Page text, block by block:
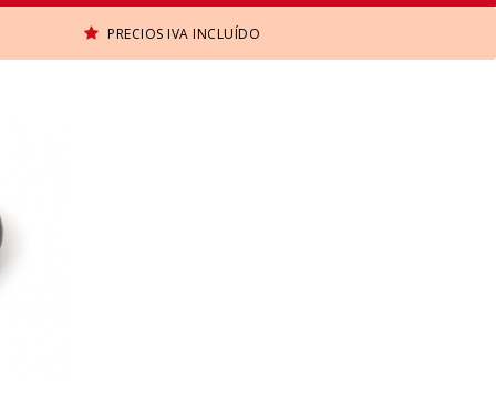
PRECIOS IVA INCLUÍDO